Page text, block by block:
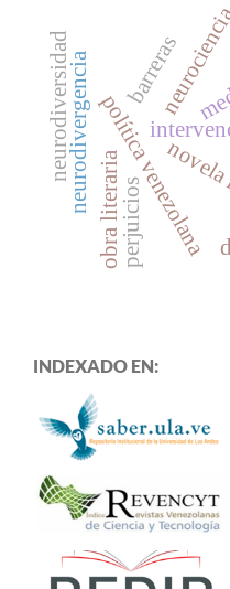
política venezolana
neurodivergencia
neurodiversidad
obra literaria
barreras
perjuicios
INDEXADO EN: